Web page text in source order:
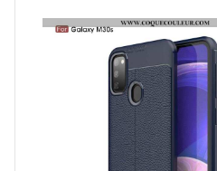
HOUSSE SAMSUNG GALAXY M21 MANDALA MOYEN AGE